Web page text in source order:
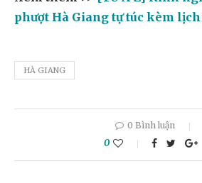
phượt Hà Giang tự túc kèm
HÀ GIANG
0 Bình luận
0